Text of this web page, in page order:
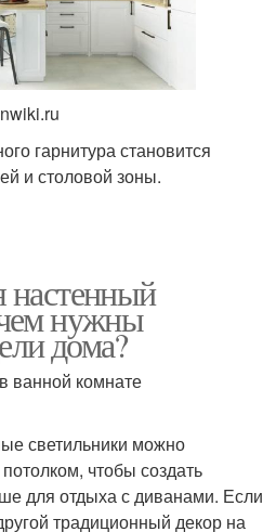
гарнитура становится
и столовой зоны.
настенный
нужны
дома?
ванной комнате
светильники можно
чтобы создать
для отдыха с диванами. Если
традиционный декор на